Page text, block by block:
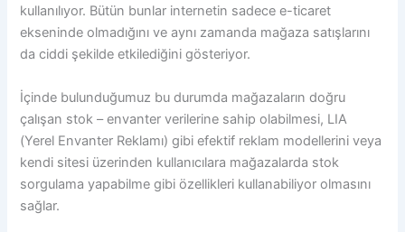
kullanılıyor. Bütün bunlar internetin sadece e-ticaret
ekseninde olmadığını ve aynı zamanda mağaza satışlarını
da ciddi şekilde etkilediğini gösteriyor.
İçinde bulunduğumuz bu durumda mağazaların doğru
çalışan stok – envanter verilerine sahip olabilmesi, LIA
(Yerel Envanter Reklamı) gibi efektif reklam modellerini veya
kendi sitesi üzerinden kullanıcılara mağazalarda stok
sorgulama yapabilme gibi özellikleri kullanabiliyor olmasını
sağlar.